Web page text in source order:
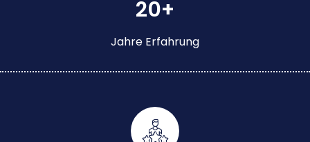
20+
Jahre Erfahrung